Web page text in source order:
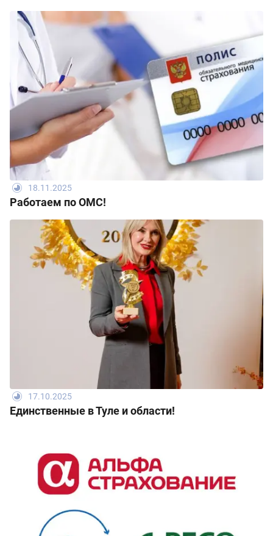
18.11.2025
Работаем по ОМС!
17.10.2025
Единственные в Туле и области!